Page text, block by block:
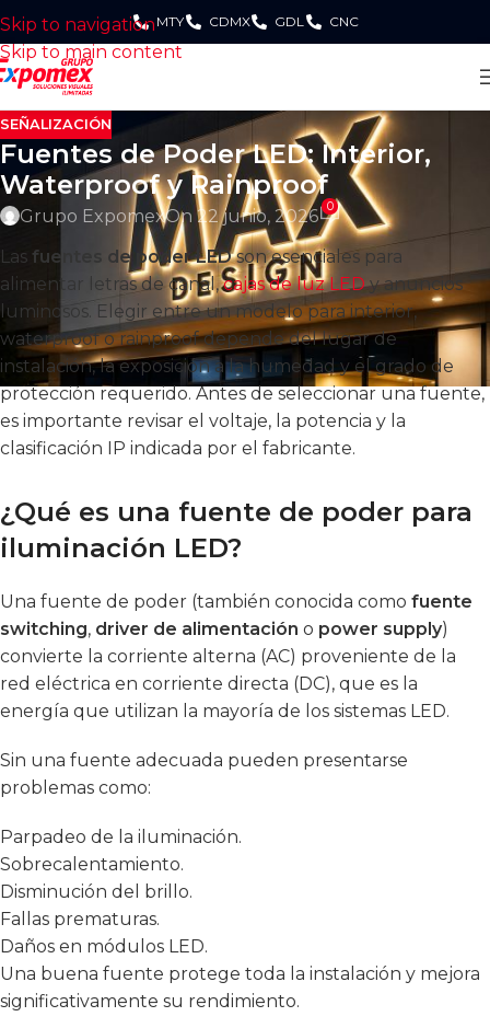
Skip to navigation
Skip to main content
MTY CDMX GDL CNC
SEÑALIZACIÓN
Fuentes de Poder LED: Interior,
Waterproof y Rainproof
Grupo ExpomexOn 22 junio, 2026 0
Las fuentes de poder LEDson esenciales para
alimentar letras de canal,cajas de luz LEDy anuncios
luminosos. Elegir entre un modelo para interior,
waterproof o rainproof depende del lugar de
instalación, la exposición a la humedad y el grado de
protección requerido. Antes de seleccionar una fuente,
es importante revisar el voltaje, la potencia y la
clasificación IP indicada por el fabricante.
¿Qué es una fuente de poder para
iluminación LED?
Una fuente de poder (también conocida como fuente
switching, driver de alimentación o power supply)
convierte la corriente alterna (AC) proveniente de la
red eléctrica en corriente directa (DC), que es la
energía que utilizan la mayoría de los sistemas LED.
Sin una fuente adecuada pueden presentarse
problemas como:
Parpadeo de la iluminación.
Sobrecalentamiento.
Disminución del brillo.
Fallas prematuras.
Daños en módulos LED.
Una buena fuente protege toda la instalación y mejora
significativamente su rendimiento.